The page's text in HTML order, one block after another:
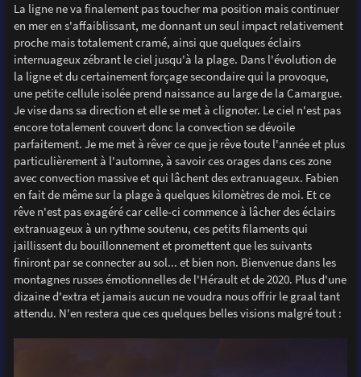
La ligne ne va finalement pas toucher ma position mais continuer
en mer en s'affaiblissant, me donnant un seul impact relativement
proche mais totalement cramé, ainsi que quelques éclairs
internuageux zébrant le ciel jusqu'à la plage. Dans l'évolution de
la ligne et du certainement forçage secondaire qui la provoque,
une petite cellule isolée prend naissance au large de la Camargue.
Je vise dans sa direction et elle se met à clignoter. Le ciel n'est pas
encore totalement couvert donc la convection se dévoile
parfaitement. Je me met à rêver ce que je rêve toute l'année et plus
particulièrement à l'automne, à savoir ces orages dans ces zone
avec convection massive et qui lâchent des extranuageux. Fabien
en fait de même sur la plage à quelques kilomètres de moi. Et ce
rêve n'est pas exagéré car celle-ci commence à lâcher des éclairs
extranuageux à un rythme soutenu, ces petits filaments qui
jaillissent du bouillonnement et promettent que les suivants
finiront par se connecter au sol... et bien non. Bienvenue dans les
montagnes russes émotionnelles de l'Hérault et de 2020. Plus d'une
dizaine d'extra et jamais aucun ne voudra nous offrir le graal tant
attendu. N'en restera que ces quelques belles visions malgré tout :